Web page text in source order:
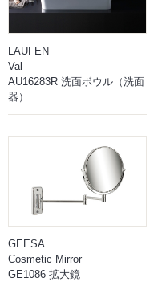
LAUFEN
Val
AU16283R 洗面ボウル（洗面
器）
GEESA
Cosmetic Mirror
GE1086 拡大鏡